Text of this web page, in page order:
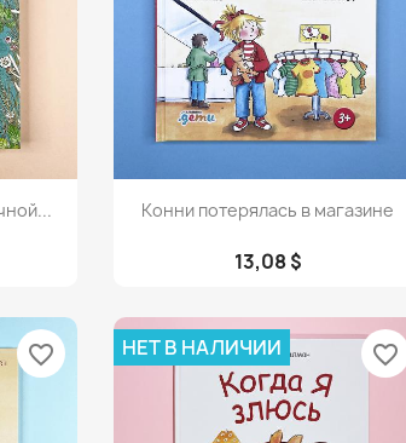
Просмотр
Конни потерялась в магазине
13,08 $
favorite_border НЕТ В НАЛИЧИИ favorite_border